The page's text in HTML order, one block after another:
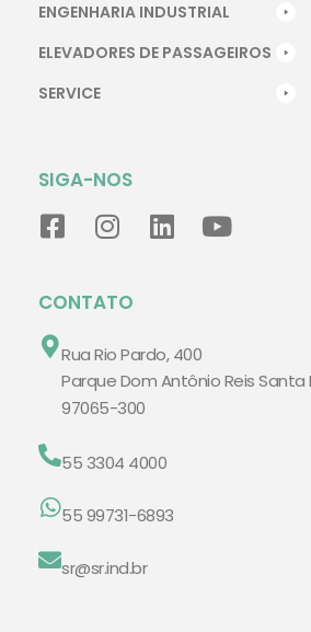
ENGENHARIA INDUSTRIAL
ELEVADORES DE PASSAGEIROS
SERVICE
SIGA-NOS
CONTATO
Rua Rio Pardo, 400
Parque Dom Antônio Reis Santa
97065-300
55 3304 4000
55 99731-6893
sr@sr.ind.br